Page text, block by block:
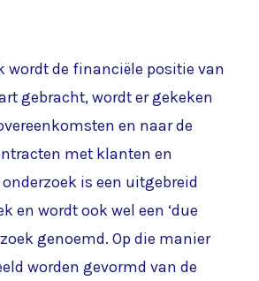
wordt de financiële positie van
gebracht, wordt er gekeken
en naar de
met klanten en
onderzoek is een uitgebreid
en wordt ook wel een ‘due
genoemd. Op die manier
worden gevormd van de